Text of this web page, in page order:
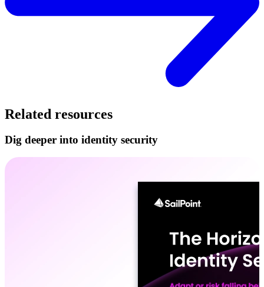
Related resources
Dig deeper into identity security